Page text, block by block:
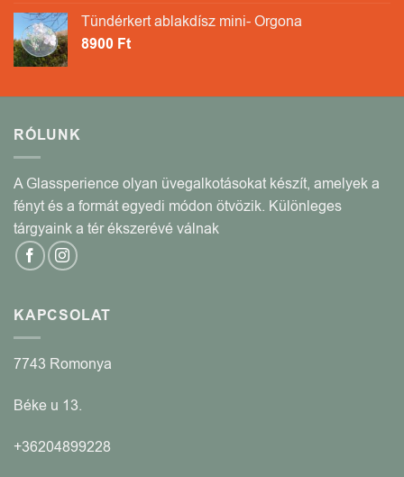
Tündérkert ablakdísz mini- Orgona
8900 Ft
RÓLUNK
A Glassperience olyan üvegalkotásokat készít, amelyek a
fényt és a formát egyedi módon ötvözik. Különleges
tárgyaink a tér ékszerévé válnak
KAPCSOLAT
7743 Romonya
Béke u 13.
+36204899228